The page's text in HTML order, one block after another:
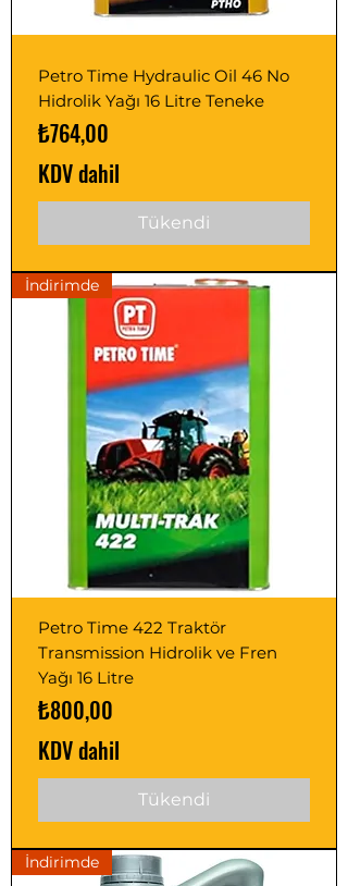
Petro Time Hydraulic Oil 46 No
Hidrolik Yağı 16 Litre Teneke
Fiyat
₺764,00
KDV dahil
Tükendi
İndirimde
Petro Time 422 Traktör
Transmission Hidrolik ve Fren
Yağı 16 Litre
Fiyat
₺800,00
KDV dahil
Tükendi
İndirimde